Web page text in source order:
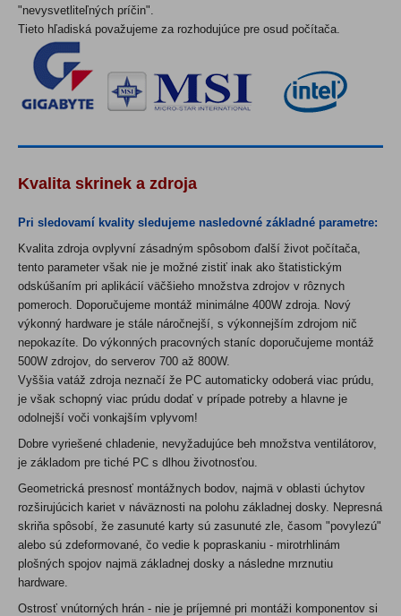
"nevysvetliteľných príčin".
Tieto hľadiská považujeme za rozhodujúce pre osud počítača.
Kvalita skrinek a zdroja
Pri sledovamí kvality sledujeme nasledovné základné parametre:
Kvalita zdroja ovplyvní zásadným spôsobom ďalší život počítača,
tento parameter však nie je možné zistiť inak ako štatistickým
odskúšaním pri aplikácií väčšieho množstva zdrojov v rôznych
pomeroch. Doporučujeme montáž minimálne 400W zdroja. Nový
výkonný hardware je stále náročnejší, s výkonnejším zdrojom nič
nepokazíte. Do výkonných pracovných staníc doporučujeme montáž
500W zdrojov, do serverov 700 až 800W.
Vyššia vatáž zdroja neznačí že PC automaticky odoberá viac prúdu,
je však schopný viac prúdu dodať v prípade potreby a hlavne je
odolnejší voči vonkajším vplyvom!
Dobre vyriešené chladenie, nevyžadujúce beh množstva ventilátorov,
je základom pre tiché PC s dlhou životnosťou.
Geometrická presnosť montážnych bodov, najmä v oblasti úchytov
rozširujúcich kariet v náväznosti na polohu základnej dosky. Nepresná
skriňa spôsobí, že zasunuté karty sú zasunuté zle, časom "povylezú"
alebo sú zdeformované, čo vedie k popraskaniu - mirotrhlinám
plošných spojov najmä základnej dosky a následne mrznutiu
hardware.
Ostrosť vnútorných hrán - nie je príjemné pri montáži komponentov si